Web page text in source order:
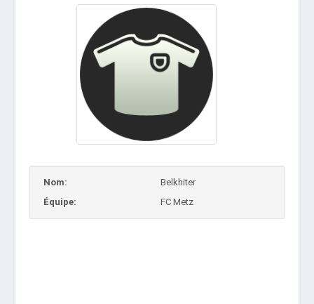
Nom:
Belkhiter
Équipe:
FC Metz